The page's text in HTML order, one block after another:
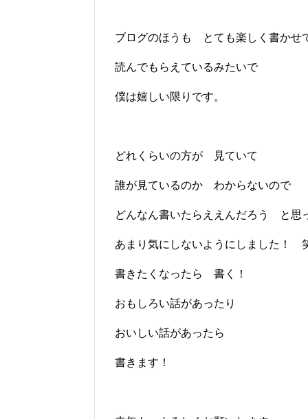
ブログのほうも とても楽しく書かせ
読んでもらえているみたいで
僕は嬉しい限りです。
どれくらいの方が 見ていて
誰が見ているのか わからないので
どんなん書いたらええんだろう と思
あまり気にしないようにしました！
書きたくなったら 書く！
おもしろい話があったり
おいしい話があったら
書きます！